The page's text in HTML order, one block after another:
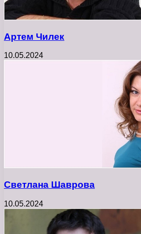
Артем Чилек
10.05.2024
Светлана Шаврова
10.05.2024